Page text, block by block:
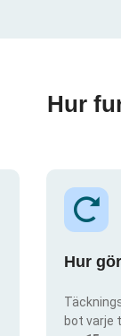
Hur
Hur
bot varje